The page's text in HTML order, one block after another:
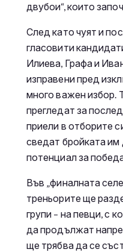
двубои“, които
След като чуят и
гласовити
Илиева, Графа и
изправени пред
много важен избор.
прегледат за
приели в отборите
сведат бройката им
потенциал за
Във „финалната
треньорите ще
групи – на певци, с
да продължат
ще трябва да се